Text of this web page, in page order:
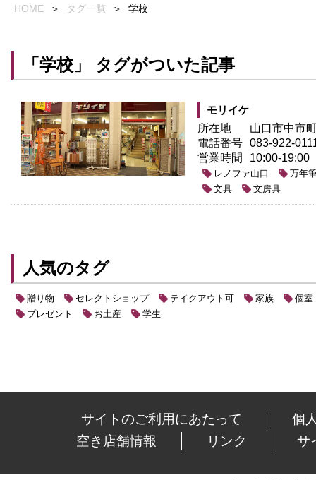
HOME ＞ タグ一覧 ＞ 学校
「学校」 タグがついた記事
モリイケ
所在地
山口市中市
電話番号 083-922-
営業時間
10:00-19:00
レノファ山口
万年
文具
文房具
人気のタグ
贈り物 セレクトショップ テイクアウト可 家族
個室
プレゼント
お土産 学生
サイトのご利用にあたって
個
空き店舗情報
リンク サ